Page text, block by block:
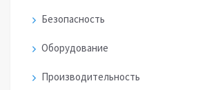
Безопасность
Оборудование
Производительность